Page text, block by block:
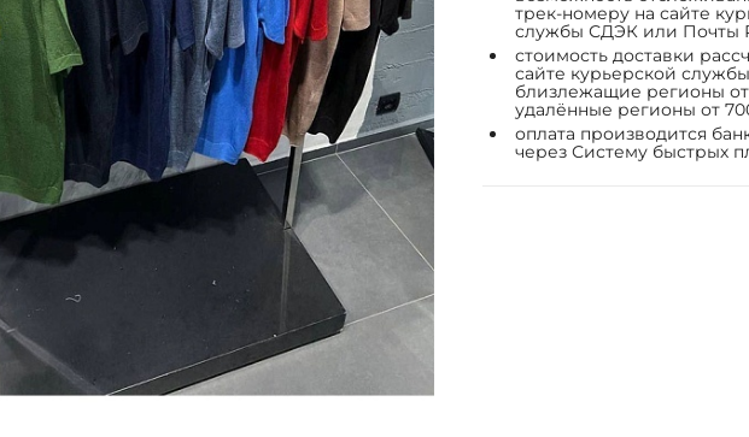
трек-номеру на сайте
службы СДЭК или Почты
стоимость доставки
сайте курьерской
близлежащие регионы
удалённые регионы от
оплата производится
через Систему быстрых